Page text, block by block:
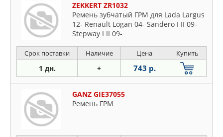
ZEKKERT ZR1032
Ремень зубчатый ГРМ для Lada Largus
12- Renault Logan 04- Sandero I II 09-
Stepway I II 09-
Срок поставки Наличие Цена Купить
1 дн. + 743 р.
GANZ GIE37055
Ремень ГРМ